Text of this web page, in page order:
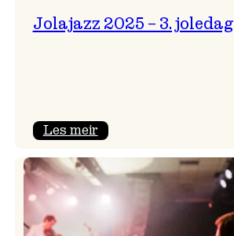
Jolajazz 2025 – 3. joledag
Les meir:
2025
–
joledag